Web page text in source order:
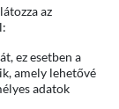
az
ez esetben a
amely lehetővé
adatok